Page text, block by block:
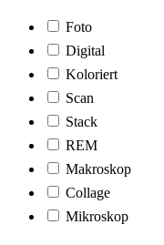
Foto
Digital
Koloriert
Scan
Stack
REM
Makroskop
Collage
Mikroskop